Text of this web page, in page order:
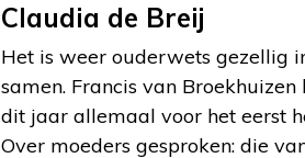
Claudia de Breij
Het is weer ouderwets gezellig
samen. Francis van
dit jaar allemaal voor het eerst
Over moeders gesproken: die